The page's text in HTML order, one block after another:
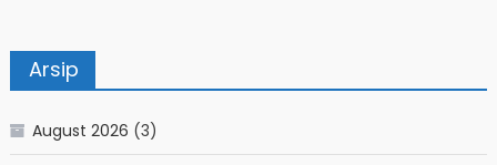
Arsip
August 2026 (3)